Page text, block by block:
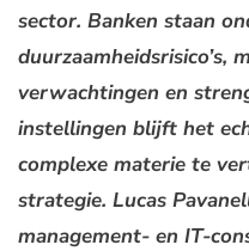
sector. Banken staan
duurzaamheidsrisico’s,
verwachtingen en
instellingen blijft het
complexe materie te
strategie. Lucas
management- en IT-